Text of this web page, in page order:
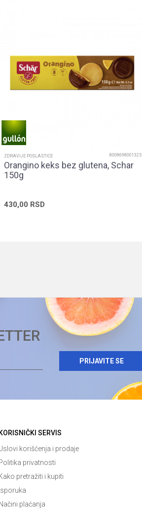
ZDRAVIJE POSLASTICE 8008698001325
Orangino keks bez glutena, Schar
150g
430,00 RSD
PRIJAVITE SE
SERVIS
korišćenja i prodaje
privatnosti
pretražiti i kupiti
plaćanja